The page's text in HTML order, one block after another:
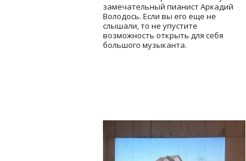
замечательный пианист Аркадий
Володось. Если вы его еще не
слышали, то не упустите
возможность открыть для себя
большого музыканта.